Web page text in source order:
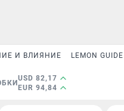
И ВЛИЯНИЕ LEMON GUIDE
USD 82,17
EUR 94,84